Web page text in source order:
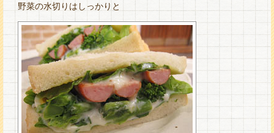
野菜の水切りはしっかりと